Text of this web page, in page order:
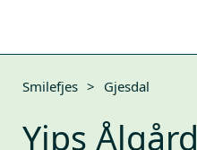
Smilefjes > Gjesdal
Yips Ålgård